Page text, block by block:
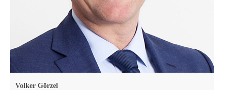
Volker Görzel